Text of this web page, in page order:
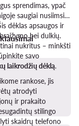
sprendimas, ypač
saugiai nusiimsite
dėklas apsaugos ir
bei dulkių.
nukritus – minkšti
savo
laikrodžių dėklą.
rankose, jis
atrodyti
ir prakaito
stilingo
skaidrų telefono